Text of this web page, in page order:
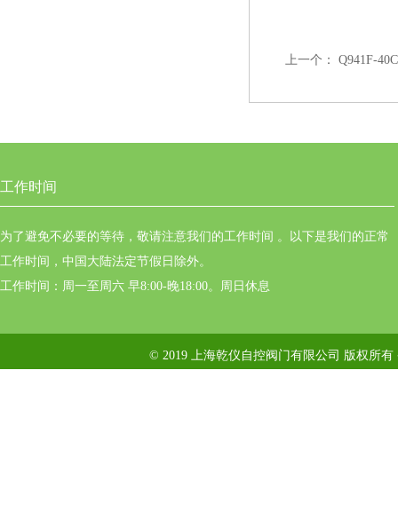
上一个： Q941F-
工作时间
为了避免不必要的等待，敬请注意我们的工作时间 。以下是我们的正常
工作时间，中国大陆法定节假日除外。
工作时间：周一至周六 早8:00-晚18:00。周日休息
© 2019 上海乾仪自控阀门有限公司 版权所有